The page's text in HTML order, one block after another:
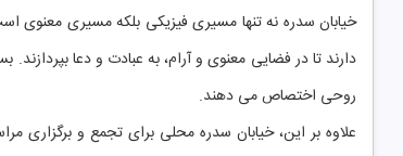
خیابان سدره نه تنها مسیری فیزیکی بلکه مسیری
دارند تا در فضایی معنوی و آرام، به عبادت و دعا
روحی اختصاص می دهند.
علاوه بر این، خیابان سدره محلی برای تجمع و برگزاری